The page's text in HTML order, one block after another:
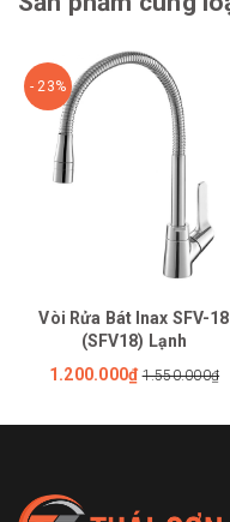
- 23%
Vòi Rửa Bát Inax SFV-18
(SFV18) Lạnh
1.200.000₫ 1.550.000₫